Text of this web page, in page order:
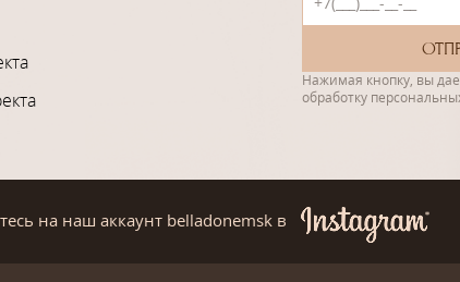
Нажимая кнопку, вы
обработку
на наш аккаунт belladonemsk в